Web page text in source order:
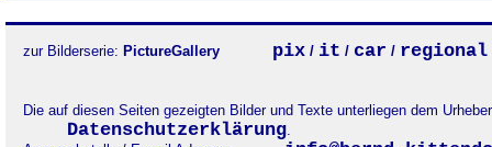
zur Bilderserie: PictureGallery pix / it / car / regional
Die auf diesen Seiten gezeigten Bilder und Texte unterliegen dem
Datenschutzerklärung.